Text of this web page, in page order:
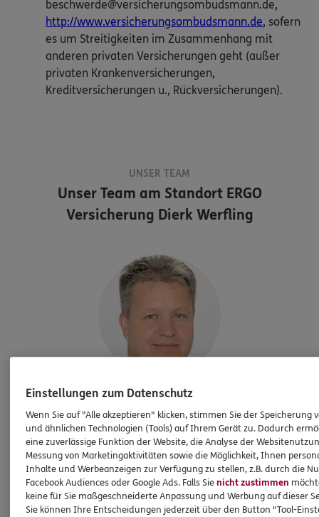
beschwerde@versicherungsombudsmann.de,
http://www.versicherungsombudsmann.de, sofern
es um Streitigkeiten im Zusammenhang mit
anderen privaten Versicherungen geht (außer
privaten Krankenversicherungen,
Kreditversicherungen u., Rückversicherungen).
UNSER TEAM
Unser Team am StandortERGO
Versicherung Dierk Werfling
Dierk Werfling
Agenturinhaber
Tel: 03681 80717-0
dierk.werfling@ergo.de
Einstellungen zum Datenschutz
Wenn Sie auf "Alle akzeptieren" klicken, stimmen Sie der Speicherung
und ähnlichen Technologien (Tools) auf Ihrem Gerät zu. Dadurch
eine zuverlässige Funktion der Website, die Analyse der
Messung von Marketingaktivitäten sowie die Möglichkeit, Ihnen
Inhalte und Werbeanzeigen zur Verfügung zu stellen, z.B. durch die
Facebook Audiences oder Google Ads. Falls Sienicht zustimmen
keine für Sie maßgeschneiderte Anpassung und Werbung auf dieser
Sie können Ihre Entscheidungen jederzeit über den Button "Tool-